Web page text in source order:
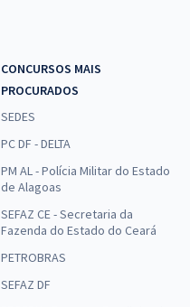
CONCURSOS MAIS
PROCURADOS
SEDES
PC DF - DELTA
PM AL - Polícia Militar do Estado
de Alagoas
SEFAZ CE - Secretaria da
Fazenda do Estado do Ceará
PETROBRAS
SEFAZ DF